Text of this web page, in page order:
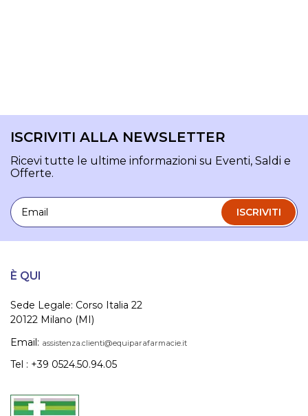
ISCRIVITI ALLA NEWSLETTER
Ricevi tutte le ultime informazioni su Eventi, Saldi e
Offerte.
Email
ISCRIVITI
È QUI
Sede Legale: Corso Italia 22
20122 Milano (MI)
Email: assistenza.clienti@equiparafarmacie.it
Tel : +39 0524.50.94.05